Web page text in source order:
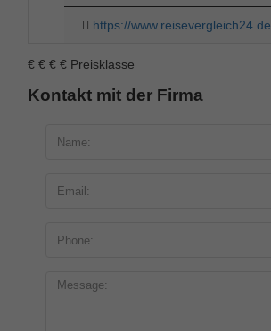
https://www.reisevergleich24.de
€ € € € Preisklasse
Kontakt mit der Firma